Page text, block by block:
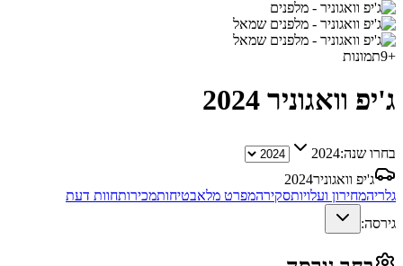
+
9תמונות
ג'יפ וואגוניר 2024
בחרו שנה:2024
ג'יפ וואגוניר2024
גלריהמחירון ועלויותסקירהמפרט מלאבטיחותמכירותחוות דעת
גירסה: